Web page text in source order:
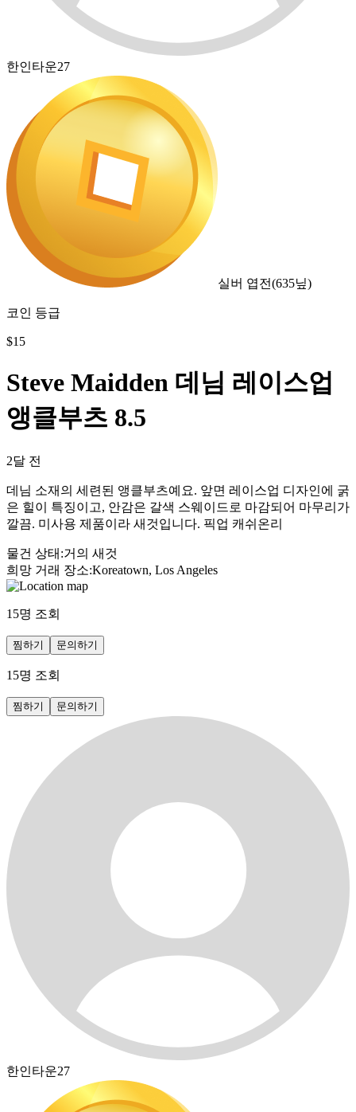
한인타운27
실버 엽전(635닢)
코인 등급
$15
Steve Maidden 데님 레이스업
앵클부츠 8.5
2달 전
데님 소재의 세련된 앵클부츠예요. 앞면 레이스업 디자인에 굵
은 힐이 특징이고, 안감은 갈색 스웨이드로 마감되어 마무리가
깔끔. 미사용 제품이라 새것입니다. 픽업 캐쉬온리
물건 상태 :거의 새것
희망 거래 장소:Koreatown, Los Angeles
15명 조회
찜하기 문의하기
15명 조회
찜하기 문의하기
한인타운27